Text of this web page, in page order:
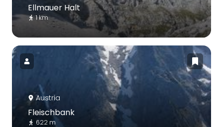
Ellmauer Halt
1 km
Austria
Fleischbank
622 m